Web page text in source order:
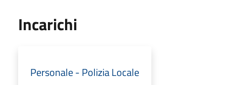
Incarichi
Personale - Polizia Locale